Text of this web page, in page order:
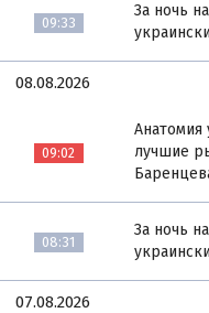
09:33
За ночь
08.08.2026
09:02
Анатомия
лучшие
08:31
За ночь
07.08.2026